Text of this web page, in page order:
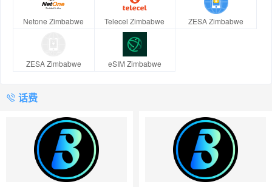
Netone Zimbabwe Telecel Zimbabwe ZESA Zimbabwe
ZESA Zimbabwe eSIM Zimbabwe
话费